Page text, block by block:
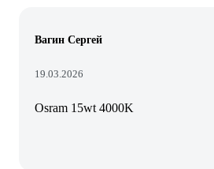
Вагин Сергей
19.03.2026
Osram 15wt 4000K